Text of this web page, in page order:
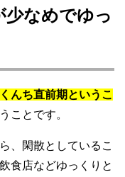
少なめでゆっ
んち直前期というこ
ことです。
、閑散としているこ
食店などゆっくりと